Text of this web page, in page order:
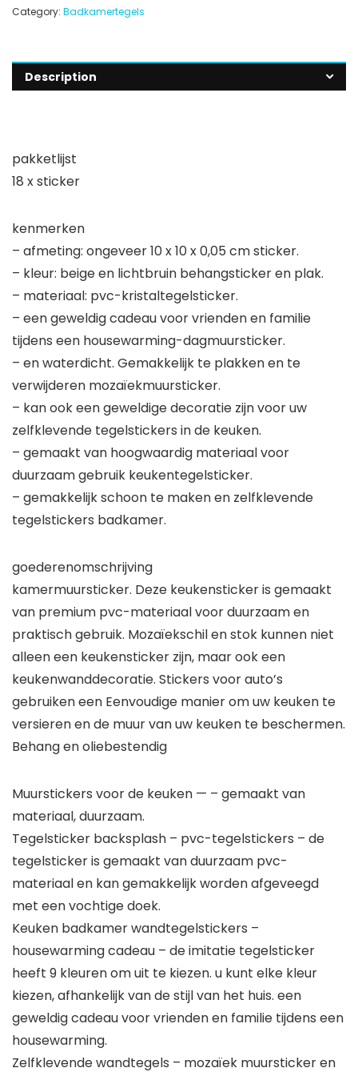
Category: Badkamertegels
Description
pakketlijst
18 x sticker
kenmerken
– afmeting: ongeveer 10 x 10 x 0,05 cm sticker.
– kleur: beige en lichtbruin behangsticker en plak.
– materiaal: pvc-kristaltegelsticker.
– een geweldig cadeau voor vrienden en familie
tijdens een housewarming-dagmuursticker.
– en waterdicht. Gemakkelijk te plakken en te
verwijderen mozaïekmuursticker.
– kan ook een geweldige decoratie zijn voor uw
zelfklevende tegelstickers in de keuken.
– gemaakt van hoogwaardig materiaal voor
duurzaam gebruik keukentegelsticker.
– gemakkelijk schoon te maken en zelfklevende
tegelstickers badkamer.
goederenomschrijving
kamermuursticker. Deze keukensticker is gemaakt
van premium pvc-materiaal voor duurzaam en
praktisch gebruik. Mozaïekschil en stok kunnen niet
alleen een keukensticker zijn, maar ook een
keukenwanddecoratie. Stickers voor auto’s
gebruiken een Eenvoudige manier om uw keuken te
versieren en de muur van uw keuken te beschermen.
Behang en oliebestendig
Muurstickers voor de keuken — – gemaakt van
materiaal, duurzaam.
Tegelsticker backsplash – pvc-tegelstickers – de
tegelsticker is gemaakt van duurzaam pvc-
materiaal en kan gemakkelijk worden afgeveegd
met een vochtige doek.
Keuken badkamer wandtegelstickers –
housewarming cadeau – de imitatie tegelsticker
heeft 9 kleuren om uit te kiezen. u kunt elke kleur
kiezen, afhankelijk van de stijl van het huis. een
geweldig cadeau voor vrienden en familie tijdens een
housewarming.
Zelfklevende wandtegels – mozaïek muursticker en